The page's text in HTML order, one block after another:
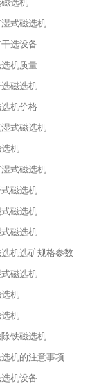
选机
式磁选机
选设备
机质量
磁选机
机价格
式磁选机
机
式磁选机
磁选机
磁选机
磁选机
机选矿规格参数
磁选机
机
机
铁磁选机
机的注意事项
机设备